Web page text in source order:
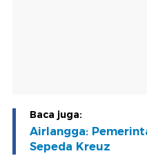
Baca juga:
Airlangga:
Sepeda Kreuz